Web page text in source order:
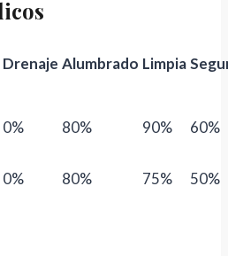
Drenaje Alumbrado Limpia
0% 80% 90% 60%
0% 80% 75% 50%